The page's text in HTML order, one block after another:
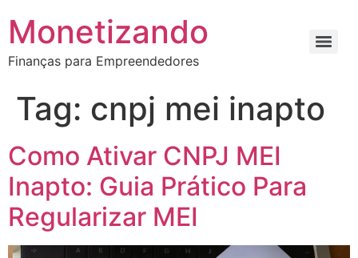
Monetizando
Finanças para Empreendedores
Tag: cnpj mei inapto
Como Ativar CNPJ MEI
Inapto: Guia Prático Para
Regularizar MEI